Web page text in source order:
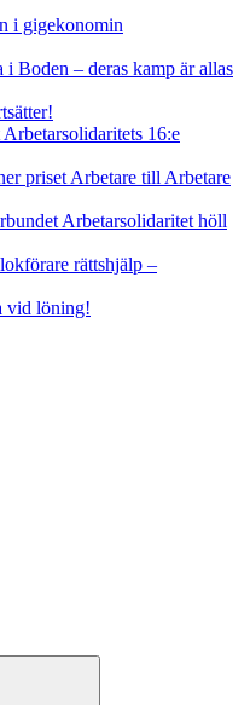
i gigekonomin
i Boden – deras kamp är allas
16:e
priset Arbetare till Arbetare
Arbetarsolidaritet höll
rättshjälp –
vid löning!